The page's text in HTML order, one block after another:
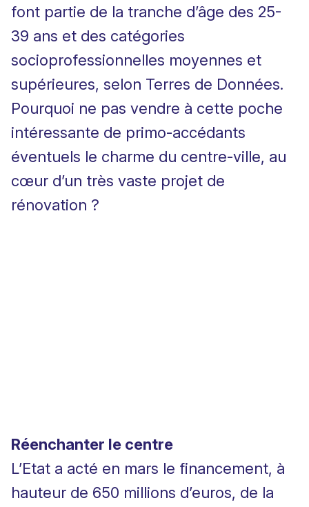
font partie de la tranche d’âge des 25-
39 ans et des catégories
socioprofessionnelles moyennes et
supérieures, selon Terres de Données.
Pourquoi ne pas vendre à cette poche
intéressante de primo-accédants
éventuels le charme du centre-ville, au
cœur d’un très vaste projet de
rénovation ?
Réenchanter le centre
L’Etat a acté en mars le financement, à
hauteur de 650 millions d’euros, de la